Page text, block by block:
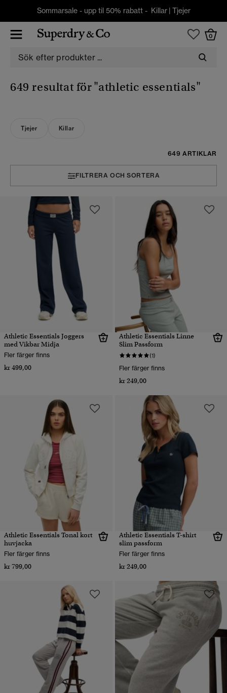
Sommarsale - upp til 50% rabatt - Killar| Tjejer
0
649 resultat för"athletic essentials"
Tjejer Killar
649 ARTIKLAR
FILTRERA OCH SORTERA
Athletic Essentials Joggers
med Vikbar Midja
Fler färger finns
kr 499,00
Athletic Essentials Linne
Slim Passform
(1)
Fler färger finns
kr 249,00
Athletic Essentials Tonal kort
huvjacka
Fler färger finns
kr 799,00
Athletic Essentials T-shirt
slim passform
Fler färger finns
kr 249,00